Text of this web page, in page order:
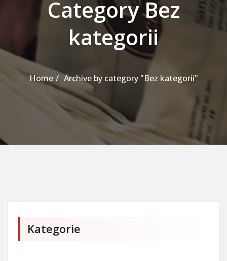
Category Bez
kategorii
Home Archive by category "Bez kategorii"
Kategorie